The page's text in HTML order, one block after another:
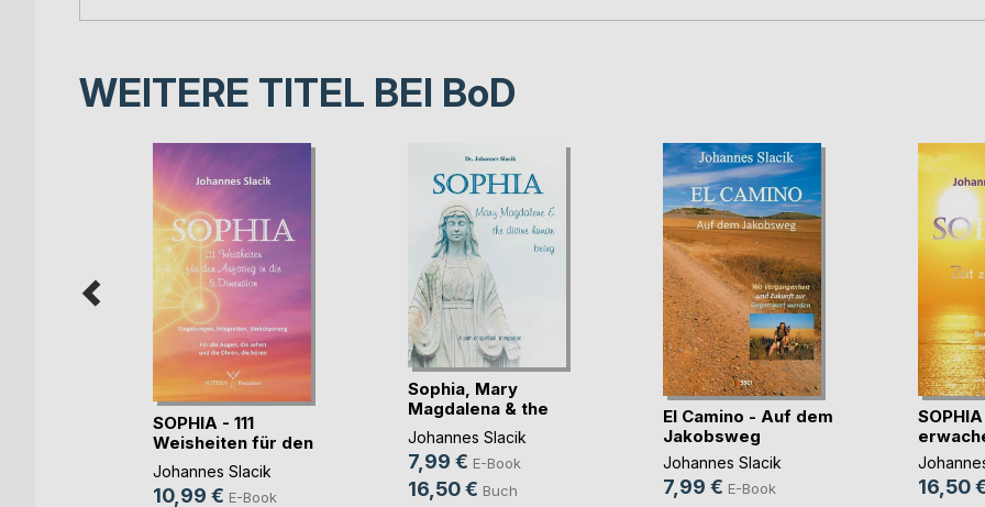
WEITERE TITEL BEI BoD
SOPHIA - 111
Weisheiten für den
Au(...)
Johannes Slacik
10,99 € E-Book
Sophia, Mary
Magdalena & the
divin(...)
Johannes Slacik
7,99 € E-Book
16,50 € Buch
El Camino - Auf dem
Jakobsweg
Johannes Slacik
7,99 € E-Book 16,50